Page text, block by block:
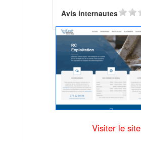
Avis internautes
Visiter le site